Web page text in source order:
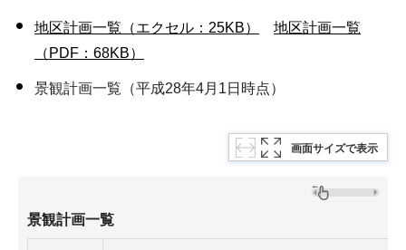
地区計画一覧（エクセル：25KB）
地区計画一覧
（PDF：68KB）
景観計画一覧（平成28年4月1日時点）
画面サイズで表示
景観計画一覧